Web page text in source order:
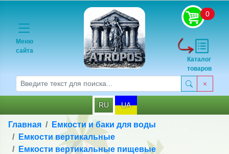
Меню
сайта
0
Каталог
товаров
RU UA
Главная
Емкости и баки для воды
Емкости вертикальные
Емкости вертикальные пищевые